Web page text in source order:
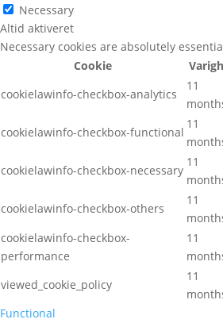
Necessary
Altid aktiveret
Necessary cookies are absolutely
Cookie
cookielawinfo-checkbox-analytics
11
cookielawinfo-checkbox-functional
11
cookielawinfo-checkbox-necessary
11
cookielawinfo-checkbox-others
11
cookielawinfo-checkbox-
performance
11
viewed_cookie_policy
11
Functional